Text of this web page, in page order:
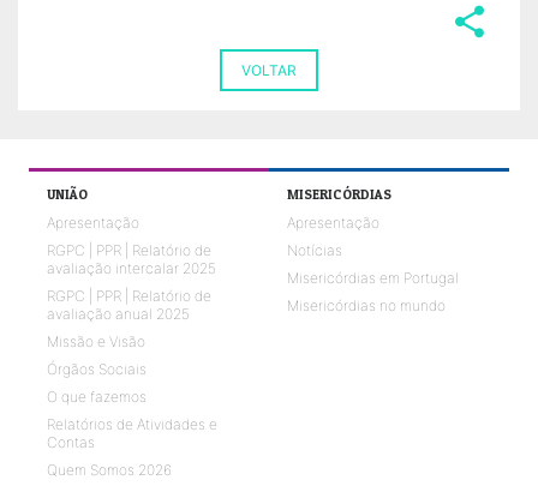
share
VOLTAR
UNIÃO
Apresentação
RGPC | PPR | Relatório de
avaliação intercalar 2025
RGPC | PPR | Relatório de
avaliação anual 2025
Missão e Visão
Órgãos Sociais
O que fazemos
Relatórios de Atividades e
Contas
Quem Somos 2026
MISERICÓRDIAS
Apresentação
Notícias
Misericórdias em Portugal
Misericórdias no mundo